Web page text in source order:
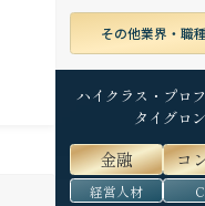
その他業界・職
ハイクラス・プロ
タイグロ
金融 コ
経営人材